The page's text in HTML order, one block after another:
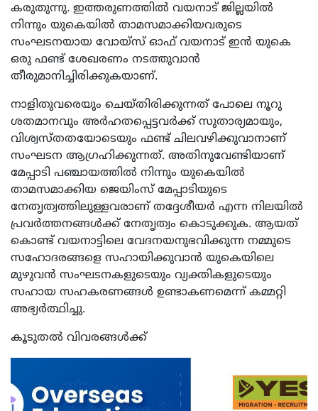
കരുതുന്നു. ഇത്തരുണത്തിൽ വയനാട് ജില്ലയിൽ
നിന്നും യുകെയിൽ താമസമാക്കിയവരുടെ
സംഘടനയായ വോയ്സ് ഓഫ് വയനാട് ഇൻ യുകെ
ഒരു ഫണ്ട് ശേഖരണം നടത്തുവാൻ
തീരുമാനിച്ചിരിക്കുകയാണ്.
നാളിതുവരെയും ചെയ്തിരിക്കുന്നത് പോലെ നൂറു
ശതമാനവും അർഹതപ്പെട്ടവർക്ക് സുതാര്യമായും,
വിശ്വസ്തതയോടെയും ഫണ്ട് ചിലവഴിക്കുവാനാണ്
സംഘടന ആഗ്രഹിക്കുന്നത്. അതിനുവേണ്ടിയാണ്
മേപ്പാടി പഞ്ചായത്തിൽ നിന്നും യുകെയിൽ
താമസമാക്കിയ ജെയിംസ് മേപ്പാടിയുടെ
നേതൃത്വത്തിലുള്ളവരാണ് തദ്ദേശീയർ എന്ന നിലയിൽ
പ്രവർത്തനങ്ങൾക്ക് നേതൃത്വം കൊടുക്കുക. ആയത്
കൊണ്ട് വയനാട്ടിലെ വേദനയനുഭവിക്കുന്ന നമ്മുടെ
സഹോദരങ്ങളെ സഹായിക്കുവാൻ യുകെയിലെ
മുഴുവൻ സംഘടനകളുടെയും വ്യക്തികളുടെയും
സഹായ സഹകരണങ്ങൾ ഉണ്ടാകണമെന്ന് കമ്മറ്റി
അഭ്യർത്ഥിച്ചു.
കൂടുതൽ വിവരങ്ങൾക്ക്